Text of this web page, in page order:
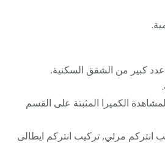
كبير من الشقق السكنية.
الكميرا المثبتة على القسم
انتركم مرئي, تركيب انتركم ايطالى